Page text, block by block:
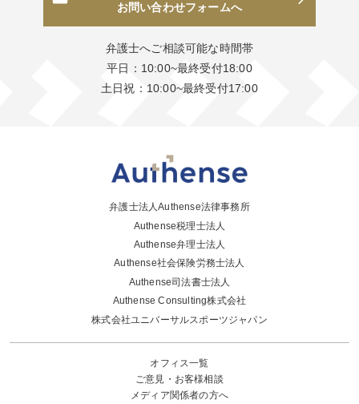
お問い合わせフォームへ
弁護士へご相談可能な時間帯
平日：10:00~最終受付18:00
土日祝：10:00~最終受付17:00
弁護士法人Authense法律事務所
Authense税理士法人
Authense弁理士法人
Authense社会保険労務士法人
Authense司法書士法人
Authense Consulting株式会社
株式会社ユニバーサルスポーツジャパン
オフィス一覧
ご意見・お客様相談
メディア関係者の方へ